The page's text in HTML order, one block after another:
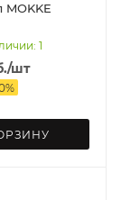
1
/шт
%